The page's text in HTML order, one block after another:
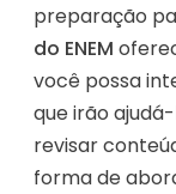
preparação
do ENEM
você possa
que irão
revisar
forma de